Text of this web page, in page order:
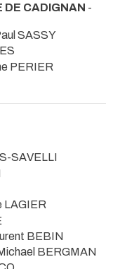
DE CADIGNAN -
SASSY
PERIER
SAVELLI
LAGIER
BEBIN
BERGMAN